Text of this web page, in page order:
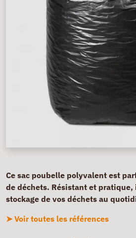
Ce sac poubelle polyvalent est
de déchets. Résistant et
stockage de vos déchets au
➤ Voir toutes les références